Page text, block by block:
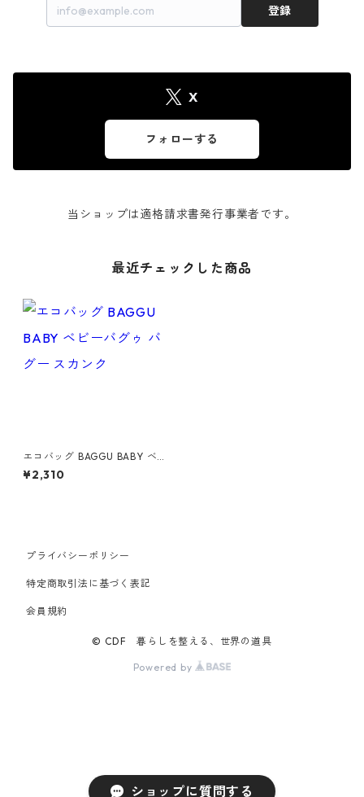
ショップに質問する
登録
X
フォローする
当ショップは適格請求書発行事業者です。
最近チェックした商品
エコバッグ BAGGU BABY ベ
ビーバグゥ バグー スカンク
¥2,310
プライバシーポリシー
特定商取引法に基づく表記
会員規約
© CDF 暮らしを整える、世界の道具
Powered by